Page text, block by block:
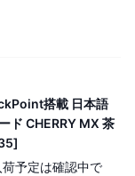
搭載 日本語
ド CHERRY MX 茶
荷予定は確認中で